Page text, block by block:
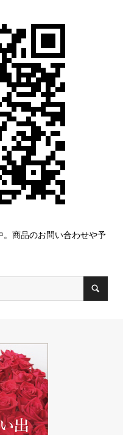
。商品のお問い合わせや予